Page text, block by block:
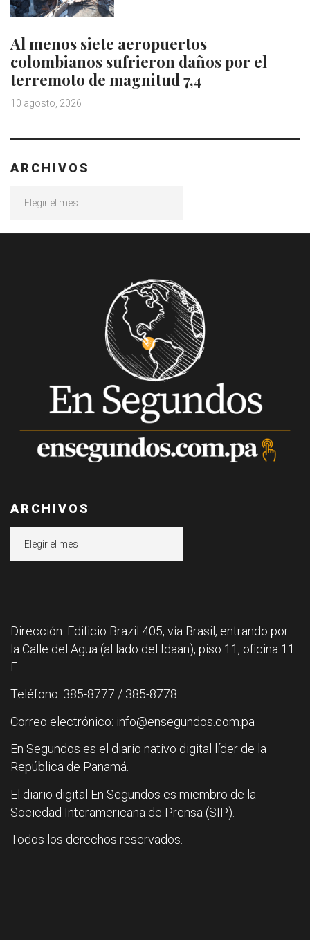
Al menos siete aeropuertos
colombianos sufrieron daños por el
terremoto de magnitud 7,4
10 agosto, 2026
ARCHIVOS
ARCHIVOS
Dirección: Edificio Brazil 405, vía Brasil, entrando por
la Calle del Agua (al lado del Idaan), piso 11, oficina 11
F.
Teléfono: 385-8777 / 385-8778
Correo electrónico: info@ensegundos.com.pa
En Segundos es el diario nativo digital líder de la
República de Panamá.
El diario digital En Segundos es miembro de la
Sociedad Interamericana de Prensa (SIP).
Todos los derechos reservados.